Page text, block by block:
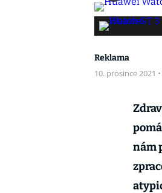
Reklama
10. prosince 2021 ·
nám